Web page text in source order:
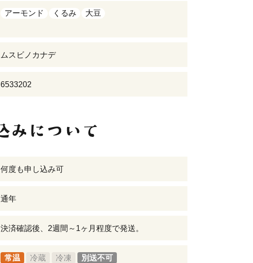
アーモンド くるみ 大豆
ムスビノカナデ
6533202
何度も申し込み可
通年
決済確認後、2週間～1ヶ月程度で発送。
常温 冷蔵 冷凍 別送不可